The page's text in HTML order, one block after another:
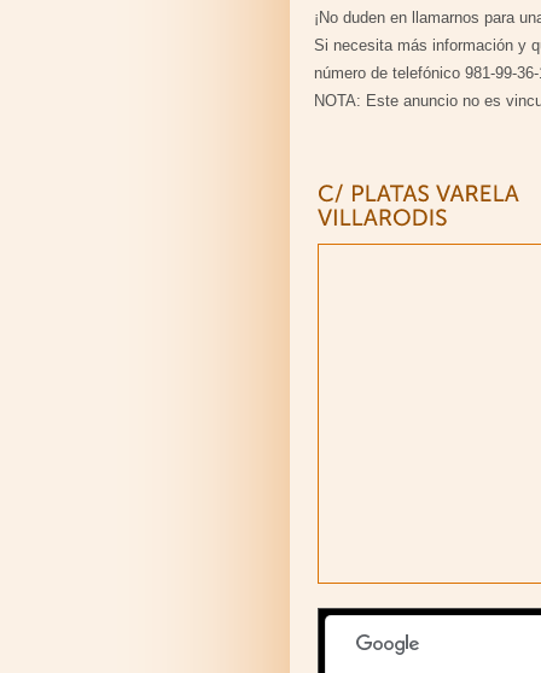
¡No duden en llamarnos para
Si necesita más información y
número de telefónico 981-99-
NOTA: Este anuncio no es